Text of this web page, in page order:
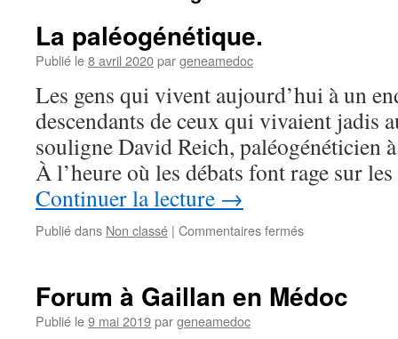
La paléogénétique.
Publié le8 avril 2020pargeneamedoc
Les gens qui vivent aujourd’hui à un
descendants de ceux qui vivaient jadis
souligne David Reich, paléogénéticien
À l’heure où les débats font rage sur
Continuer la lecture →
Publié dans Non classé | Commentaires ferméssur
Forum à Gaillan en Médoc
Publié le9 mai 2019pargeneamedoc